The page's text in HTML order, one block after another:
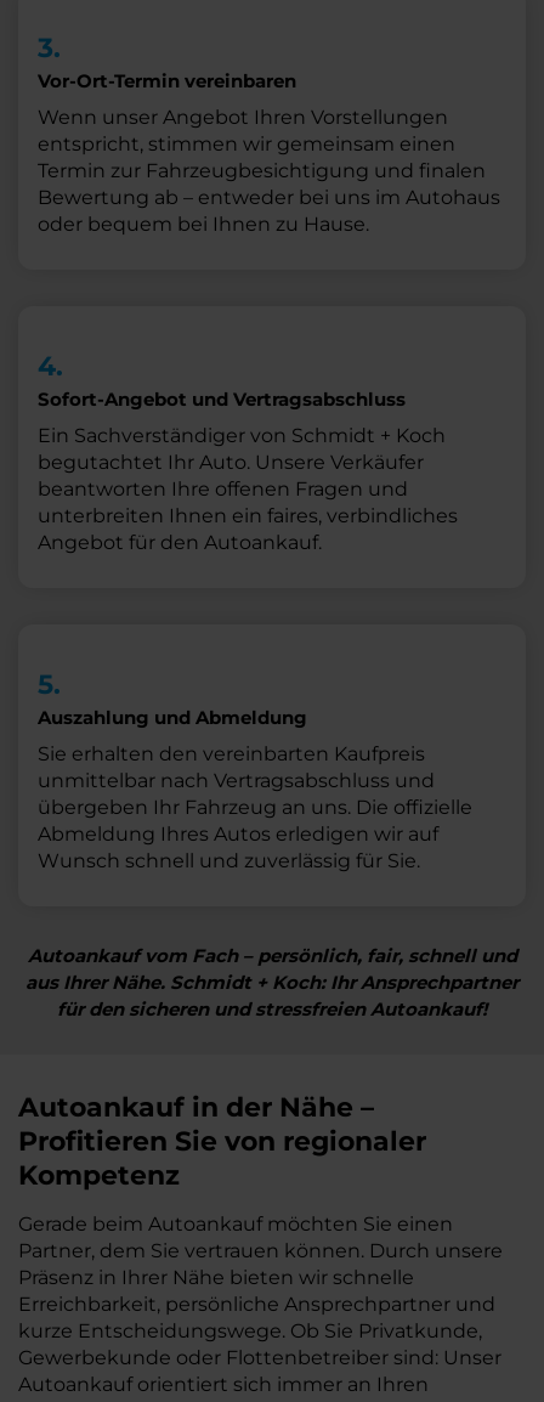
3.
Vor-Ort-Termin vereinbaren
Wenn unser Angebot Ihren Vorstellungen
entspricht, stimmen wir gemeinsam einen
Termin zur Fahrzeugbesichtigung und finalen
Bewertung ab – entweder bei uns im Autohaus
oder bequem bei Ihnen zu Hause.
4.
Sofort-Angebot und Vertragsabschluss
Ein Sachverständiger von Schmidt + Koch
begutachtet Ihr Auto. Unsere Verkäufer
beantworten Ihre offenen Fragen und
unterbreiten Ihnen ein faires, verbindliches
Angebot für den Autoankauf.
5.
Auszahlung und Abmeldung
Sie erhalten den vereinbarten Kaufpreis
unmittelbar nach Vertragsabschluss und
übergeben Ihr Fahrzeug an uns. Die offizielle
Abmeldung Ihres Autos erledigen wir auf
Wunsch schnell und zuverlässig für Sie.
Autoankauf vom Fach – persönlich, fair, schnell und
aus Ihrer Nähe. Schmidt + Koch: Ihr Ansprechpartner
für den sicheren und stressfreien Autoankauf!
Autoankauf in der Nähe –
Profitieren Sie von regionaler
Kompetenz
Gerade beim Autoankauf möchten Sie einen
Partner, dem Sie vertrauen können. Durch unsere
Präsenz in Ihrer Nähe bieten wir schnelle
Erreichbarkeit, persönliche Ansprechpartner und
kurze Entscheidungswege. Ob Sie Privatkunde,
Gewerbekunde oder Flottenbetreiber sind: Unser
Autoankauf orientiert sich immer an Ihren